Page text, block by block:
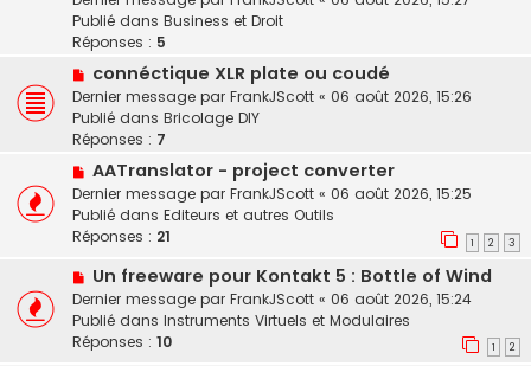
e
s
s
g
e
e
a
u
m
e
s
s
g
e
Publié dans Business et Droit
Réponses : 5
N
o
u
v
a
u
m
e
s
a
g
e
connéctique XLR plate ou coudé
Dernier message par FrankJScott « 06 août 2026, 15:26
Publié dans Bricolage DIY
Réponses : 7
N
o
u
v
a
u
m
e
AATranslator - project converter
Dernier message par FrankJScott « 06 août 2026, 15:25
Publié dans Editeurs et autres Outils
Réponses : 21 1 2 3
N
o
u
v
Un freeware pour Kontakt 5 : Bottle of Wind
Dernier message par FrankJScott « 06 août 2026, 15:24
Publié dans Instruments Virtuels et Modulaires
Réponses : 10 1 2